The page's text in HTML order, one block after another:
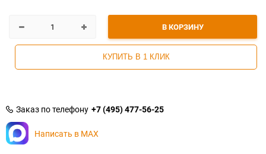
В КОРЗИНУ
КУПИТЬ В 1 КЛИК
Заказ по телефону +7 (495) 477-56-25
Написать в MAX